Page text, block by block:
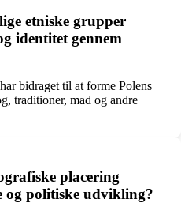
etniske grupper
identitet gennem
bidraget til at forme Polens
traditioner, mad og andre
placering
og politiske udvikling?